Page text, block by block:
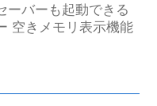
ーバーも起動できる
空きメモリ表示機能